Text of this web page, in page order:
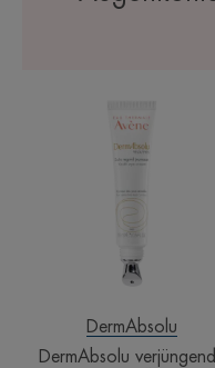
DermAbsolu
DermAbsolu